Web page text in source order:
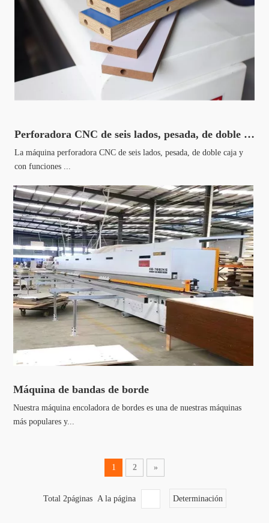
Perforadora CNC de seis lados, pesada, de doble caja, con todas las funciones
La máquina perforadora CNC de seis lados, pesada, de doble caja y
con funciones ...
Máquina de bandas de borde
Nuestra máquina encoladora de bordes es una de nuestras máquinas
más populares y...
1 2 »
Total 2páginas A la página Determinación